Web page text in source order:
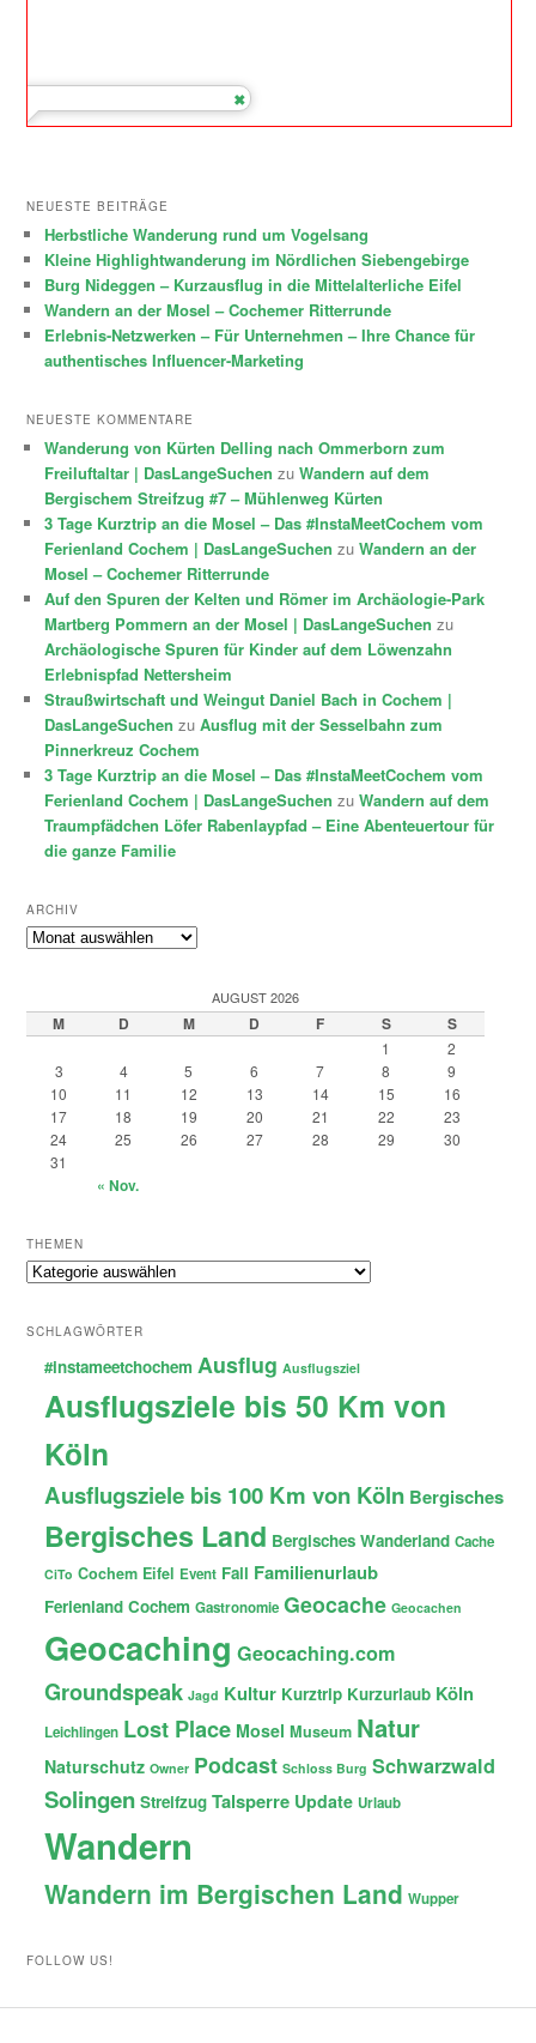
NEUESTE BEITRÄGE
Herbstliche Wanderung rund um Vogelsang
Kleine Highlightwanderung im Nördlichen Siebengebirge
Burg Nideggen – Kurzausflug in die Mittelalterliche Eifel
Wandern an der Mosel – Cochemer Ritterrunde
Erlebnis-Netzwerken – Für Unternehmen – Ihre Chance für
authentisches Influencer-Marketing
NEUESTE KOMMENTARE
Wanderung von Kürten Delling nach Ommerborn zum
Freiluftaltar | DasLangeSuchen zuWandern auf dem
Bergischem Streifzug #7 – Mühlenweg Kürten
3 Tage Kurztrip an die Mosel – Das #InstaMeetCochem vom
Ferienland Cochem | DasLangeSuchen zuWandern an der
Mosel – Cochemer Ritterrunde
Auf den Spuren der Kelten und Römer im Archäologie-Park
Martberg Pommern an der Mosel | DasLangeSuchen zu
Archäologische Spuren für Kinder auf dem Löwenzahn
Erlebnispfad Nettersheim
Straußwirtschaft und Weingut Daniel Bach in Cochem |
DasLangeSuchen zuAusflug mit der Sesselbahn zum
Pinnerkreuz Cochem
3 Tage Kurztrip an die Mosel – Das #InstaMeetCochem vom
Ferienland Cochem | DasLangeSuchen zuWandern auf dem
Traumpfädchen Löfer Rabenlaypfad – Eine Abenteuertour für
die ganze Familie
ARCHIV
Archiv
AUGUST 2026
M D M D F S S
1
2
3
4 5 6 7 8
9
10
11 12 13 14 15
16
17
18 19 20 21 22
23
24
25 26 27 28 29
30
31
« Nov.
THEMEN
Themen
SCHLAGWÖRTER
#instameetchochem Ausflug Ausflugsziel
Ausflugsziele bis 50 Km von
Köln
Ausflugsziele bis 100 Km von Köln Bergisches
Bergisches Land Bergisches Wanderland Cache
CiTo Cochem Eifel Event Fail Familienurlaub
Ferienland Cochem Gastronomie Geocache Geocachen
Geocaching Geocaching.com
Groundspeak Jagd Kultur Kurztrip Kurzurlaub Köln
Leichlingen Lost Place Mosel Museum Natur
Naturschutz Owner Podcast Schloss Burg Schwarzwald
Solingen Streifzug Talsperre Update Urlaub
Wandern
Wandern im Bergischen Land Wupper
FOLLOW US!